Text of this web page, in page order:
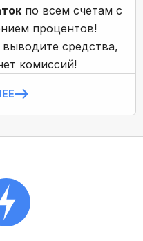
по всем счетам с
процентов!
средства,
комиссий!